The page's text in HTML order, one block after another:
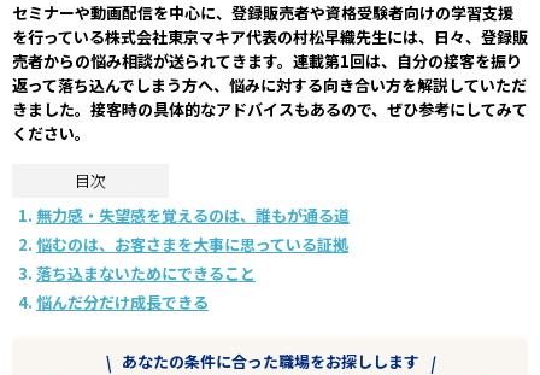
セミナーや動画配信を中心に、登録販売者や資格受験者向けの学習支援
を行っている株式会社東京マキア代表の村松早織先生には、日々、登録販
売者からの悩み相談が送られてきます。連載第1回は、自分の接客を振り
返って落ち込んでしまう方へ、悩みに対する向き合い方を解説していただ
きました。接客時の具体的なアドバイスもあるので、ぜひ参考にしてみて
ください。
目次
無力感・失望感を覚えるのは、誰もが通る道
悩むのは、お客さまを大事に思っている証拠
落ち込まないためにできること
悩んだ分だけ成長できる
あなたの条件に合った職場をお探しします